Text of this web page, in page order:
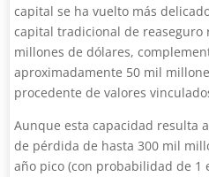
capital se ha vuelto más
capital tradicional de reaseguro
millones de dólares,
aproximadamente 50 mil
procedente de valores
Aunque esta capacidad resulta
de pérdida de hasta 300 mil
año pico (con probabilidad de 1